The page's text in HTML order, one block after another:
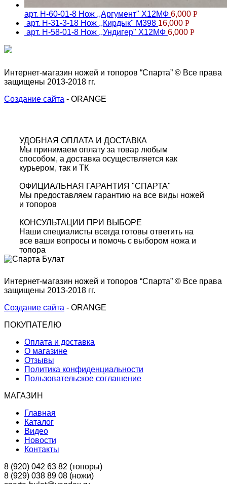
арт. Н-60-01-8 Нож ,,Аргумент" Х12МФ 6,000 Р
арт. Н-31-3-18 Нож ,,Кирдык" М398 16,000 Р
арт. Н-58-01-8 Нож ,,Ундигер" Х12МФ 6,000 Р
Интернет-магазин ножей и топоров “Спарта” © Все права
защищены 2013-2018 гг.
Создание сайта - ORANGE
УДОБНАЯ ОПЛАТА И ДОСТАВКА
Мы принимаем оплату за товар любым
способом, а доставка осуществляется как
курьером, так и ТК
ОФИЦИАЛЬНАЯ ГАРАНТИЯ "СПАРТА"
Мы предоставляем гарантию на все виды ножей
и топоров
КОНСУЛЬТАЦИИ ПРИ ВЫБОРЕ
Наши специалисты всегда готовы ответить на
все ваши вопросы и помочь с выбором ножа и
топора
Интернет-магазин ножей и топоров “Спарта” © Все права
защищены 2013-2018 гг.
Создание сайта - ORANGE
ПОКУПАТЕЛЮ
Оплата и доставка
О магазине
Отзывы
Политика конфиденциальности
Пользовательское соглашение
МАГАЗИН
Главная
Каталог
Видео
Новости
Контакты
8 (920) 042 63 82 (топоры)
8 (929) 038 89 08 (ножи)